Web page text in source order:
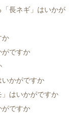
長ネギ」はいかが
か
がですか
いかがですか
はいかがですか
がですか